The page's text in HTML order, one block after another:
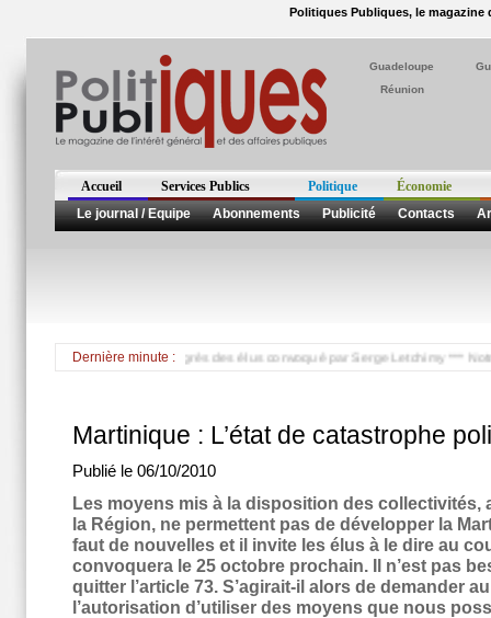
Politiques Publiques, le magazine
Guadeloupe
Réunion
Accueil Services Publics Politique
Économie
Le journal / Equipe
Abonnements Publicité Contacts
Dernière minute :
boycotteront le Congrès des élus convoqué par Serge Letchimy *** Notre
Martinique : L’état de catastrophe
Publié le 06/10/2010
Les moyens mis à la disposition des collectivités,
la Région, ne permettent pas de développer la
faut de nouvelles et il invite les élus à le dire au
convoquera le 25 octobre prochain. Il n’est pas
quitter l’article 73. S’agirait-il alors de demander
l’autorisation d’utiliser des moyens que nous